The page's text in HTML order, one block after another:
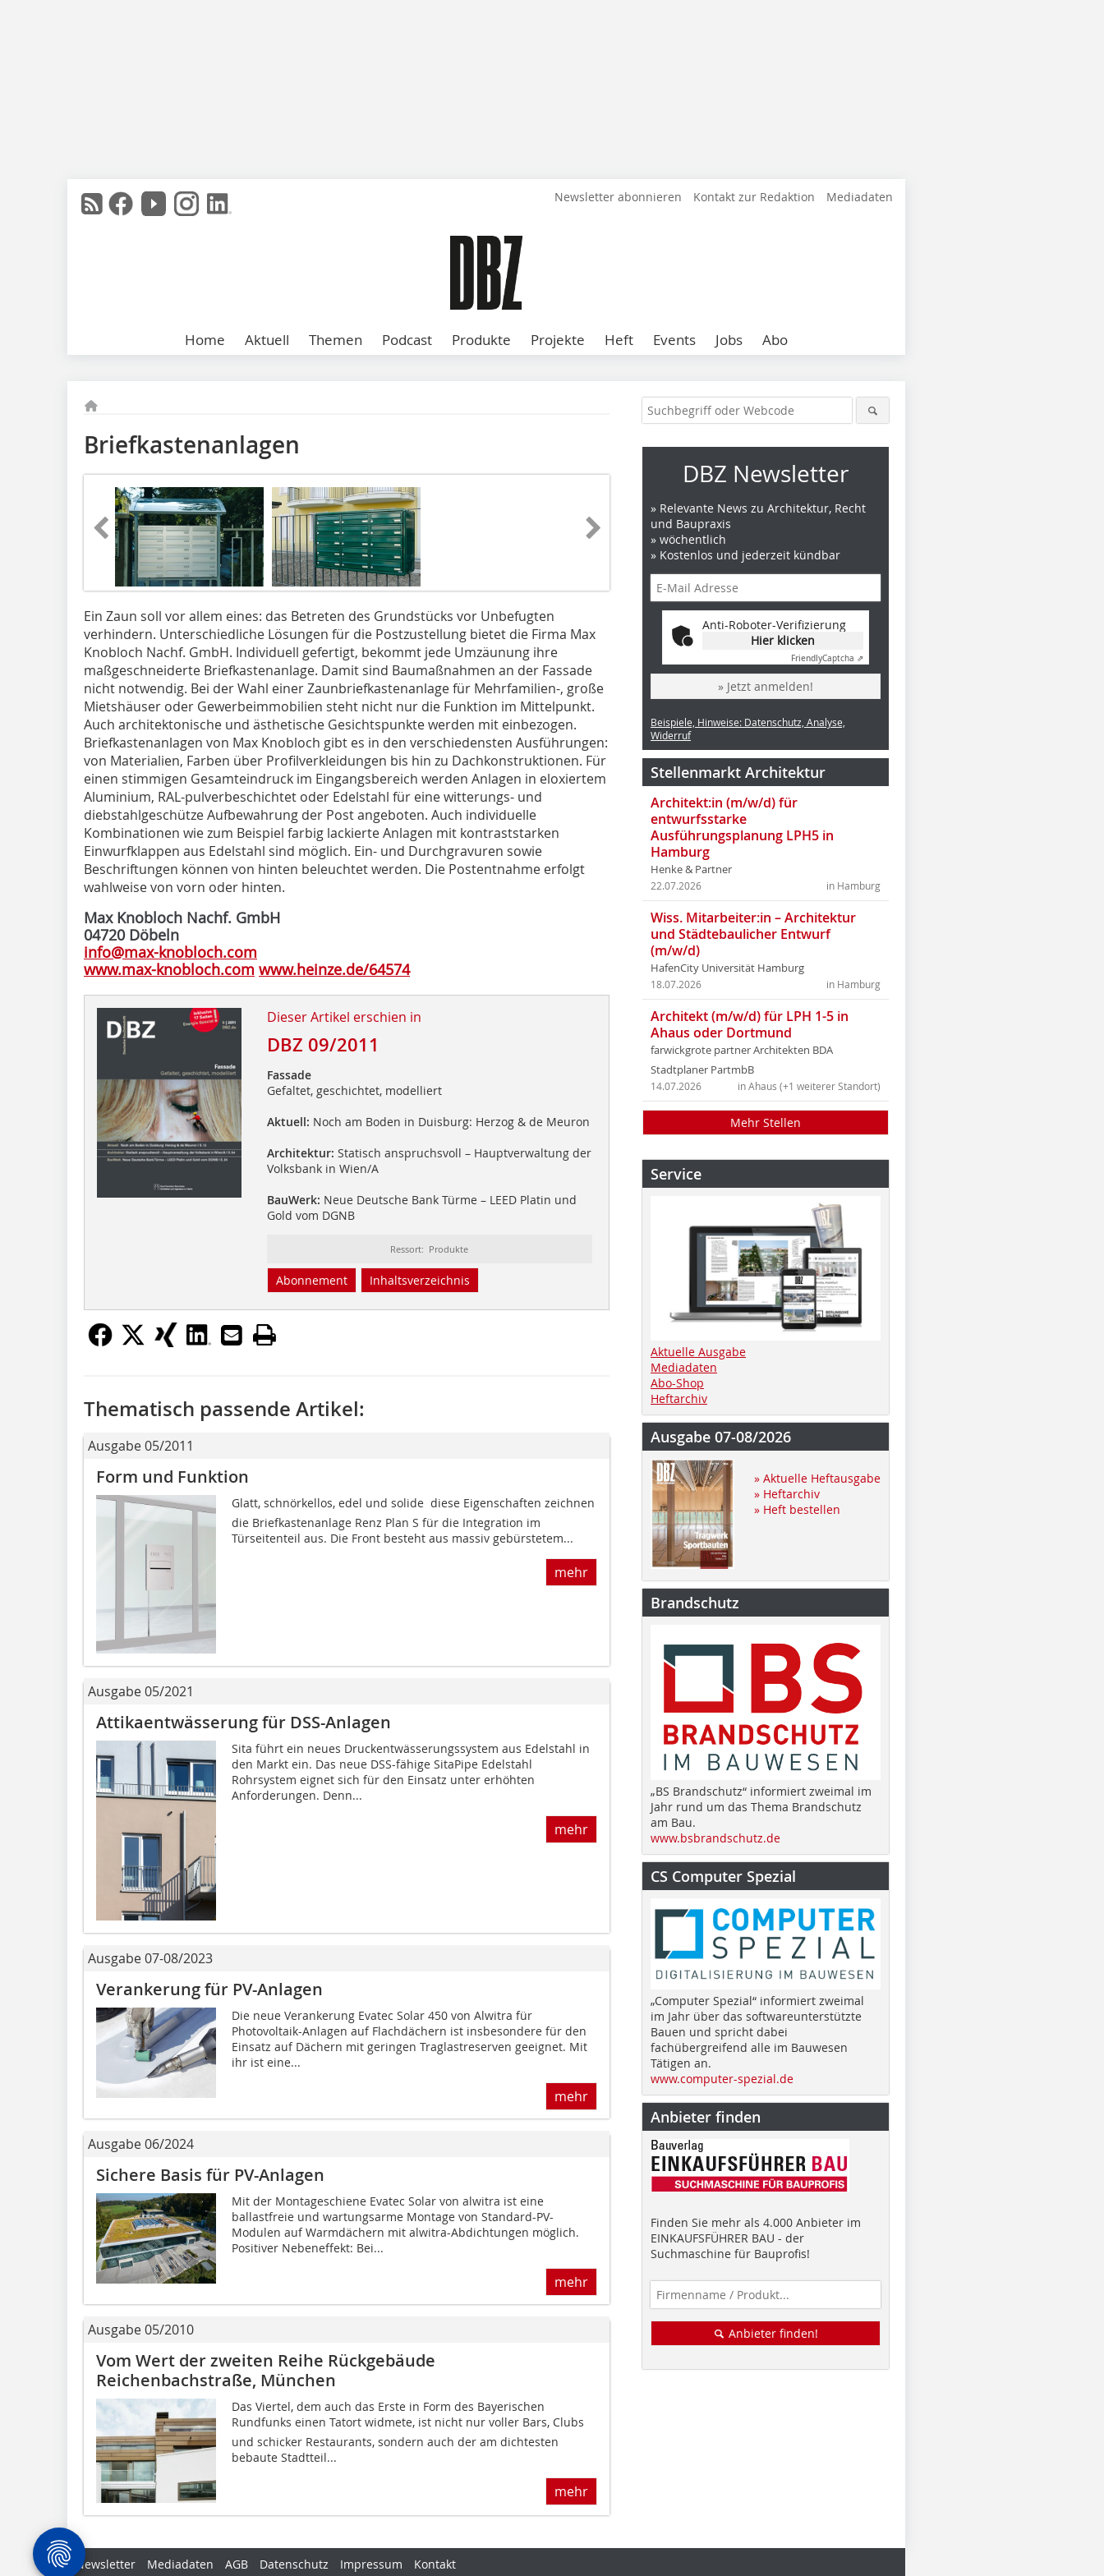
Newsletter abonnieren Kontakt zur Redaktion Mediadaten
Home Aktuell Themen Podcast Produkte Projekte Heft Events Jobs Abo
Briefkastenanlagen
Ein Zaun soll vor allem eines: das Betreten des Grundstücks vor Unbefugten
verhindern. Unterschiedliche Lösungen für die Postzustellung bietet die Firma Max
Knobloch Nachf. GmbH. Individuell gefertigt, bekommt jede Umzäunung ihre
maßgeschneiderte Briefkastenanlage. Damit sind Baumaßnahmen an der Fassade
nicht notwendig. Bei der Wahl einer Zaunbriefkastenanlage für Mehrfamilien-, große
Mietshäuser oder Gewerbeimmobilien steht nicht nur die Funktion im Mittelpunkt.
Auch architektonische und ästhetische Gesichtspunkte werden mit einbezogen.
Briefkastenanlagen von Max Knobloch gibt es in den verschiedensten Ausführungen:
von Materialien, Farben über Profilverkleidungen bis hin zu Dachkonstruktionen. Für
einen stimmigen Gesamteindruck im Eingangsbereich werden Anlagen in eloxiertem
Aluminium, RAL-pulverbeschichtet oder Edelstahl für eine witterungs- und
diebstahlgeschütze Aufbewahrung der Post angeboten. Auch individuelle
Kombinationen wie zum Beispiel farbig lackierte Anlagen mit kontraststarken
Einwurfklappen aus Edelstahl sind möglich. Ein- und Durchgravuren sowie
Beschriftungen können von hinten beleuchtet werden. Die Postentnahme erfolgt
wahlweise von vorn oder hinten.
Max Knobloch Nachf. GmbH
04720 Döbeln
info@max-knobloch.com
www.max-knobloch.com www.heinze.de/64574
Dieser Artikel erschien in
DBZ 09/2011
Fassade
Gefaltet, geschichtet, modelliert
Aktuell: Noch am Boden in Duisburg: Herzog & de Meuron
Architektur: Statisch anspruchsvoll – Hauptverwaltung der
Volksbank in Wien/A
BauWerk: Neue Deutsche Bank Türme – LEED Platin und
Gold vom DGNB
Ressort: Produkte
Abonnement Inhaltsverzeichnis
Thematisch passende Artikel:
Ausgabe 05/2011
Form und Funktion
Glatt, schnörkellos, edel und solide  diese Eigenschaften zeichnen
die Briefkastenanlage Renz Plan S für die Integration im
Türseitenteil aus. Die Front besteht aus massiv gebürstetem...
mehr
Ausgabe 05/2021
Attikaentwässerung für DSS-Anlagen
Sita führt ein neues Druckentwässerungssystem aus Edelstahl in
den Markt ein. Das neue DSS-fähige SitaPipe Edelstahl
Rohrsystem eignet sich für den Einsatz unter erhöhten
Anforderungen. Denn...
mehr
Ausgabe 07-08/2023
Verankerung für PV-Anlagen
Die neue Verankerung Evatec Solar 450 von Alwitra für
Photovoltaik-Anlagen auf Flachdächern ist insbesondere für den
Einsatz auf Dächern mit geringen Traglastreserven geeignet. Mit
ihr ist eine...
mehr
Ausgabe 06/2024
Sichere Basis für PV-Anlagen
Mit der Montageschiene Evatec Solar von alwitra ist eine
ballastfreie und wartungsarme Montage von Standard-PV-
Modulen auf Warmdächern mit alwitra-Abdichtungen möglich.
Positiver Nebeneffekt: Bei...
mehr
Ausgabe 05/2010
Vom Wert der zweiten Reihe Rückgebäude
Reichenbachstraße, München
Das Viertel, dem auch das Erste in Form des Bayerischen
Rundfunks einen Tatort widmete, ist nicht nur voller Bars, Clubs
und schicker Restaurants, sondern auch der am dichtesten
bebaute Stadtteil...
mehr
DBZ Newsletter
» Relevante News zu Architektur, Recht
und Baupraxis
» wöchentlich
» Kostenlos und jederzeit kündbar
Anti-Roboter-Verifizierung
Hier klicken
FriendlyCaptcha ⇗
» Jetzt anmelden!
Beispiele, Hinweise: Datenschutz, Analyse,
Widerruf
Stellenmarkt Architektur
Architekt:in (m/w/d) für
entwurfsstarke
Ausführungsplanung LPH5 in
Hamburg
Henke & Partner
in Hamburg
22.07.2026
Wiss. Mitarbeiter:in – Architektur
und Städtebaulicher Entwurf
(m/w/d)
HafenCity Universität Hamburg
in Hamburg
18.07.2026
Architekt (m/w/d) für LPH 1-5 in
Ahaus oder Dortmund
farwickgrote partner Architekten BDA
Stadtplaner PartmbB
in Ahaus (+1 weiterer Standort)
14.07.2026
Mehr Stellen
Service
Aktuelle Ausgabe
Mediadaten
Abo-Shop
Heftarchiv
Ausgabe 07-08/2026
» Aktuelle Heftausgabe
» Heftarchiv
» Heft bestellen
Brandschutz
„BS Brandschutz“ informiert zweimal im
Jahr rund um das Thema Brandschutz
am Bau.
www.bsbrandschutz.de
CS Computer Spezial
„Computer Spezial“ informiert zweimal
im Jahr über das softwareunterstützte
Bauen und spricht dabei
fachübergreifend alle im Bauwesen
Tätigen an.
www.computer-spezial.de
Anbieter finden
Finden Sie mehr als 4.000 Anbieter im
EINKAUFSFÜHRER BAU - der
Suchmaschine für Bauprofis!
Anbieter finden!
Newsletter Mediadaten AGB Datenschutz Impressum Kontakt